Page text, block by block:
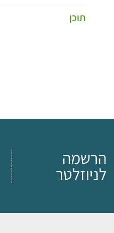
תוכן
הרשמה
לניוזלטר